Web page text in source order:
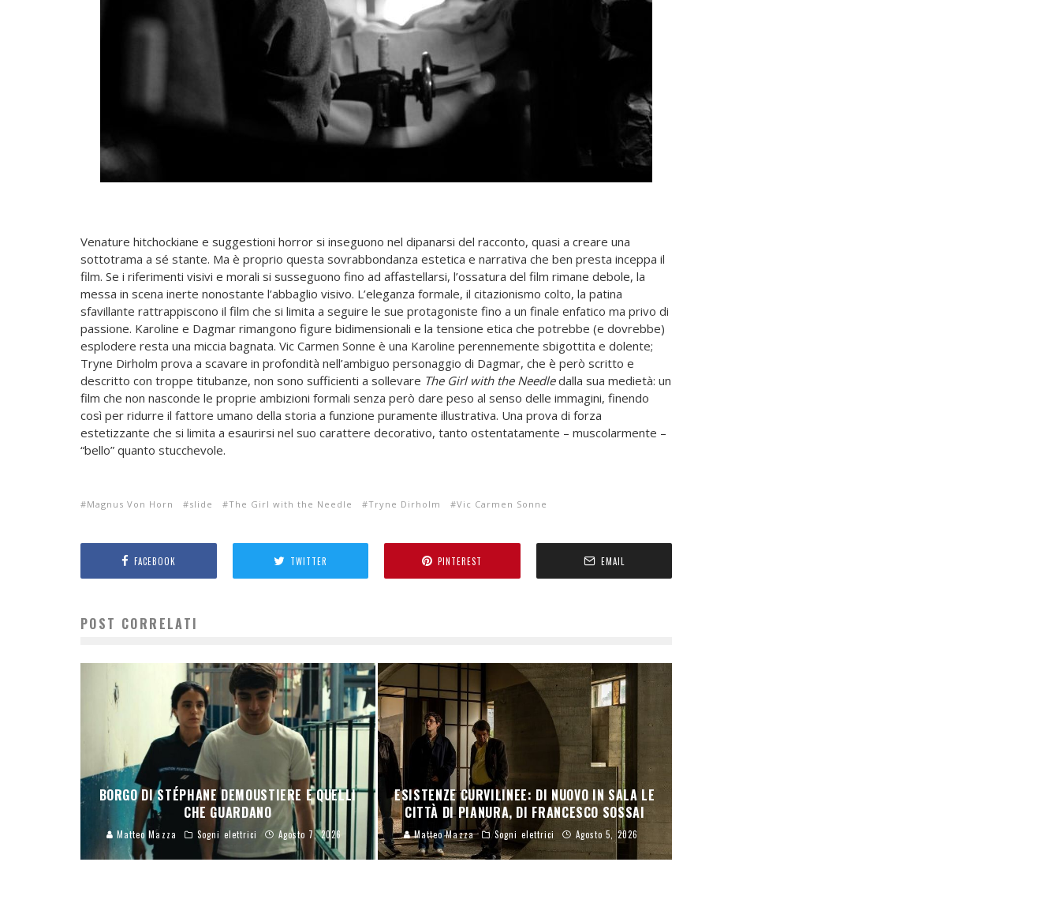
Venature hitchockiane e suggestioni horror si inseguono nel dipanarsi del racconto, quasi a creare una
sottotrama a sé stante. Ma è proprio questa sovrabbondanza estetica e narrativa che ben presta inceppa il
film. Se i riferimenti visivi e morali si susseguono fino ad affastellarsi, l’ossatura del film rimane debole, la
messa in scena inerte nonostante l’abbaglio visivo. L’eleganza formale, il citazionismo colto, la patina
sfavillante rattrappiscono il film che si limita a seguire le sue protagoniste fino a un finale enfatico ma privo di
passione. Karoline e Dagmar rimangono figure bidimensionali e la tensione etica che potrebbe (e dovrebbe)
esplodere resta una miccia bagnata. Vic Carmen Sonne è una Karoline perennemente sbigottita e dolente;
Tryne Dirholm prova a scavare in profondità nell’ambiguo personaggio di Dagmar, che è però scritto e
descritto con troppe titubanze, non sono sufficienti a sollevare The Girl with the Needledalla sua medietà: un
film che non nasconde le proprie ambizioni formali senza però dare peso al senso delle immagini, finendo
così per ridurre il fattore umano della storia a funzione puramente illustrativa. Una prova di forza
estetizzante che si limita a esaurirsi nel suo carattere decorativo, tanto ostentatamente – muscolarmente –
“bello” quanto stucchevole.
Magnus Von Horn slide The Girl with the Needle Tryne Dirholm Vic Carmen Sonne
FACEBOOK TWITTER PINTEREST EMAIL
POST CORRELATI
BORGO DI STÉPHANE DEMOUSTIERE E QUELLI
CHE GUARDANO
Matteo Mazza Sogni elettrici Agosto 7, 2026
ESISTENZE CURVILINEE: DI NUOVO IN SALA LE
CITTÀ DI PIANURA, DI FRANCESCO SOSSAI
Matteo Mazza Sogni elettrici Agosto 5, 2026